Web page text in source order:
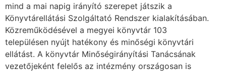
mind a mai napig irányító szerepet játszik a
Könyvtárellátási Szolgáltató Rendszer kialakításában.
Közreműködésével a megyei könyvtár 103
településen nyújt hatékony és minőségi könyvtári
ellátást. A könyvtár Minőségirányítási Tanácsának
vezetőjeként felelős az intézmény országosan is